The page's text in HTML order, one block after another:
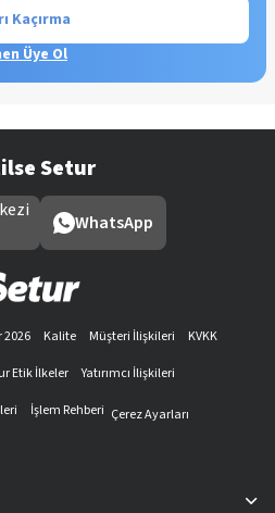
Kaçırma
Üye Ol
Setur
WhatsApp
2026 Kalite Müşteri İlişkileri
KVKK
Etik İlkeler
Yatırımcı İlişkileri
İşlem Rehberi Çerez Ayarları